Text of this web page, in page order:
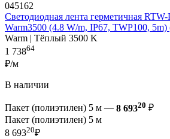
045162
Светодиодная лента герметичная
Warm3500 (4.8 W/m, IP67, TWP100,
Warm | Тёплый 3500 K
1 73864
₽/м
В наличии
Пакет (полиэтилен) 5 м — 8 69320 ₽
Пакет (полиэтилен) 5 м
8 69320₽